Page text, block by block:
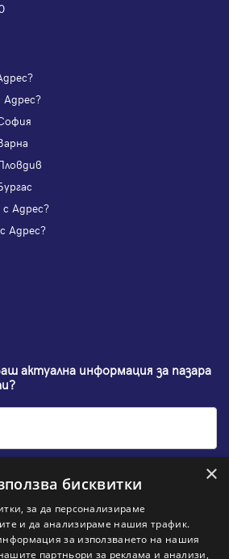
Адрес?
Адрес?
актуална информация за пазара
×
бисквитки
за да персонализираме
и да анализираме нашия трафик.
за използването на нашия
партньори за реклама и анализи,